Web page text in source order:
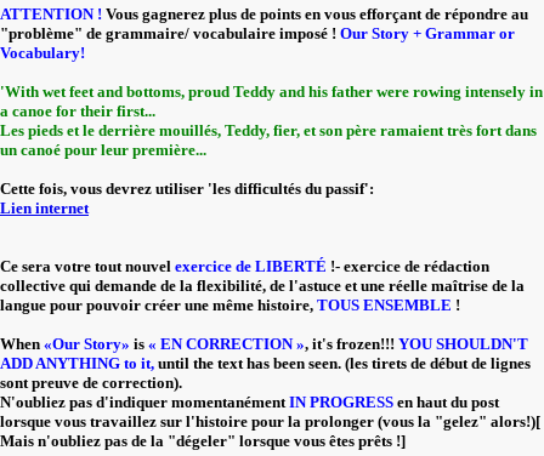
ATTENTION ! Vous gagnerez plus de points en vous efforçant de répondre au
"problème" de grammaire/ vocabulaire imposé ! Our Story + Grammar or
Vocabulary!
'With wet feet and bottoms, proud Teddy and his father were rowing intensely in
a canoe for their first...
Les pieds et le derrière mouillés, Teddy, fier, et son père ramaient très fort dans
un canoé pour leur première...
Cette fois, vous devrez utiliser 'les difficultés du passif':
Lien internet
Ce sera votre tout nouvel exercice de LIBERTÉ !- exercice de rédaction
collective qui demande de la flexibilité, de l'astuce et une réelle maîtrise de la
langue pour pouvoir créer une même histoire, TOUS ENSEMBLE !
When «Our Story» is « EN CORRECTION », it's frozen!!! YOU SHOULDN'T
ADD ANYTHING to it, until the text has been seen. (les tirets de début de lignes
sont preuve de correction).
N'oubliez pas d'indiquer momentanément IN PROGRESS en haut du post
lorsque vous travaillez sur l'histoire pour la prolonger (vous la "gelez" alors!)[
Mais n'oubliez pas de la "dégeler" lorsque vous êtes prêts !]